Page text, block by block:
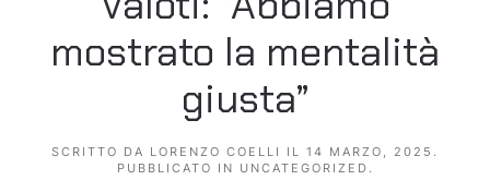
mostrato la mentalità
giusta”
SCRITTO DA LORENZO COELLI IL 14 MARZO, 2025 .
PUBBLICATO IN UNCATEGORIZED .